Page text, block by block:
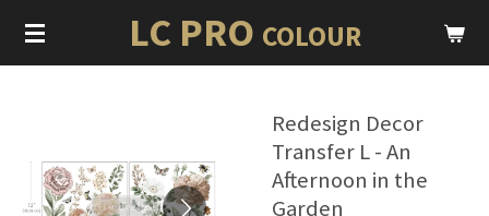
Ga
direct
LC PRO COLOUR
Redesign Decor
Transfer L - An
Afternoon in the
Garden